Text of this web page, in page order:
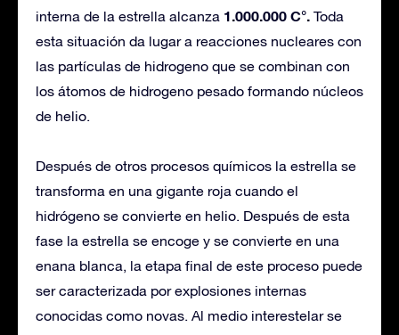
interna de la estrella alcanza 1.000.000 C°. Toda
esta situación da lugar a reacciones nucleares con
las partículas de hidrogeno que se combinan con
los átomos de hidrogeno pesado formando núcleos
de helio.
Después de otros procesos químicos la estrella se
transforma en una gigante roja cuando el
hidrógeno se convierte en helio. Después de esta
fase la estrella se encoge y se convierte en una
enana blanca, la etapa final de este proceso puede
ser caracterizada por explosiones internas
conocidas como novas. Al medio interestelar se